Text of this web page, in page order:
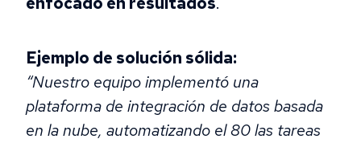
Ejemplo de solución sólida:
“Nuestro equipo implementó una
plataforma de integración de datos basada
en la nube, automatizando el 80 las tareas